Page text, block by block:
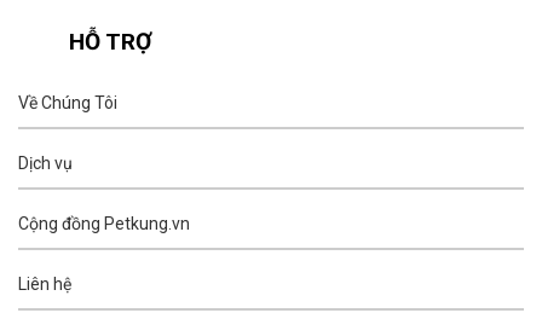
HỖ TRỢ
Về Chúng Tôi
Dịch vụ
Cộng đồng Petkung.vn
Liên hệ